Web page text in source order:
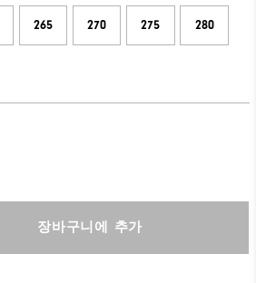
265 270 275 280
장바구니에 추가